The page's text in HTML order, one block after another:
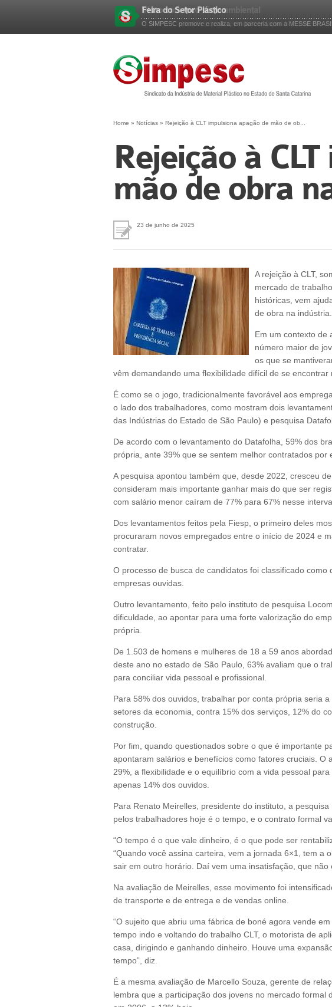
Feira do Setor Plástico
O SIMPESC promove e realiza, em parceria com a MESSE
Home » Notícias » Rejeição à CLT impulsiona apagão de mão de ob...
Rejeição à
mão de obra
23 de junho de 2025
A rejeição à CLT,
mercado de
históricas, vem
de obra na indústria.
Em um contexto de
número maior de
os que se
vêm demandando uma flexibilidade difícil de se encontrar
É como se o jogo, tradicionalmente favorável aos
o lado dos trabalhadores, como mostram dois
das Indústrias do Estado de São Paulo) e pesquisa
De acordo com o levantamento do Datafolha, 59% dos
própria, ante 39% que se sentem melhor contratados por
A pesquisa apontou também que, desde 2022, cresceu
consideram mais importante ganhar mais do que ser
com salário menor caíram de 77% para 67% nesse
Dos levantamentos feitos pela Fiesp, o primeiro deles
procuraram novos empregados entre o início de 2024 e
contratar.
O processo de busca de candidatos foi classificado
empresas ouvidas.
Outro levantamento, feito pelo instituto de pesquisa
dificuldade, ao apontar para uma forte valorização do
própria.
De 1.503 de homens e mulheres de 18 a 59 anos
deste ano no estado de São Paulo, 63% avaliam que o
para conciliar vida pessoal e profissional.
Para 58% dos ouvidos, trabalhar por conta própria seria
setores da economia, contra 15% dos serviços, 12% do
construção.
Por fim, quando questionados sobre o que é importante
apontaram salários e benefícios como fatores cruciais. O
29%, a flexibilidade e o equilíbrio com a vida pessoal
apenas 14% dos ouvidos.
Para Renato Meirelles, presidente do instituto, a
pelos trabalhadores hoje é o tempo, e o contrato formal
“O tempo é o que vale dinheiro, é o que pode ser
“Quando você assina carteira, vem a jornada 6×1, tem a
sair em outro horário. Daí vem uma insatisfação, que não
Na avaliação de Meirelles, esse movimento foi
de transporte e de entrega e de vendas online.
“O sujeito que abriu uma fábrica de boné agora vende
tempo indo e voltando do trabalho CLT, o motorista de
casa, dirigindo e ganhando dinheiro. Houve uma
tempo”, diz.
É a mesma avaliação de Marcello Souza, gerente de
lembra que a participação dos jovens no mercado formal